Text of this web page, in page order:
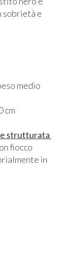
sobrietà e
medio
cm
strutturata
fiocco
in